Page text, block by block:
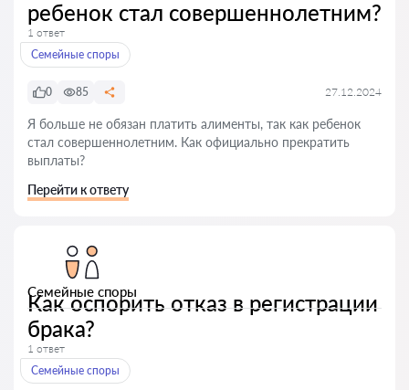
ребенок стал совершеннолетним?
1 ответ
Семейные споры
0 85 27.12.2024
Я больше не обязан платить алименты, так как ребенок
стал совершеннолетним. Как официально прекратить
выплаты?
Перейти к ответу
Семейные споры
Как оспорить отказ в регистрации
брака?
1 ответ
Семейные споры